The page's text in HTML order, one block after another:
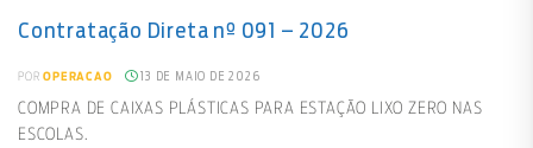
Contratação Direta nº 091 – 2026
POR OPERACAO 13 DE MAIO DE 2026
COMPRA DE CAIXAS PLÁSTICAS PARA ESTAÇÃO LIXO ZERO NAS
ESCOLAS.